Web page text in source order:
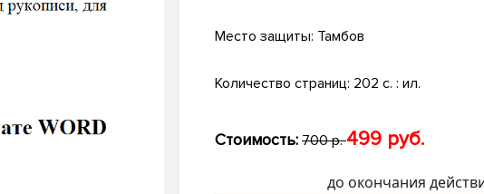
Место защиты: Тамбов
Количество страниц: 202 с. : ил.
Стоимость: 700 р.499 руб.
до окончания